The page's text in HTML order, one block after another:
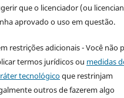
que o licenciador (ou
aprovado o uso em questão.
restrições adicionais - Você não
termos jurídicos ou medidas
tecnológicoque restrinjam
outros de fazerem algo